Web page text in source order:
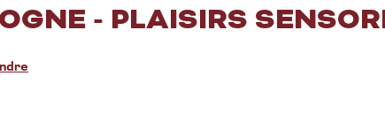
- PLAISIRS